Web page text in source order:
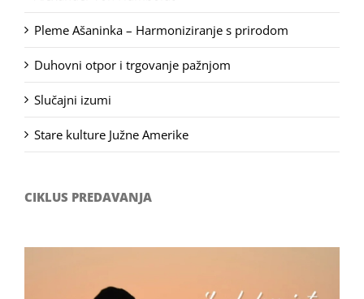
Pleme Ašaninka – Harmoniziranje s prirodom
Duhovni otpor i trgovanje pažnjom
Slučajni izumi
Stare kulture Južne Amerike
CIKLUS PREDAVANJA